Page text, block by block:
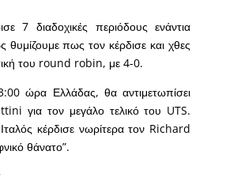
7 διαδοχικές περιόδους ενάντια
πως τον κέρδισε και χθες
του round robin, με 4-0.
ώρα Ελλάδας, θα αντιμετωπίσει
για τον μεγάλο τελικό του UTS.
κέρδισε νωρίτερα τον Richard
θάνατο”.